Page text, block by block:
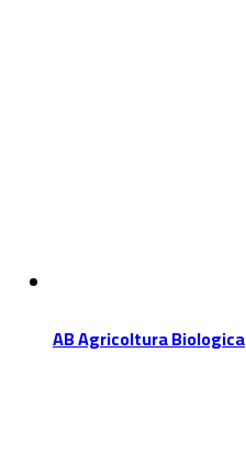
AB Agricoltura Biologica